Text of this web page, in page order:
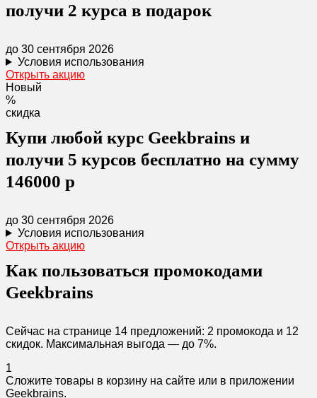
получи 2 курса в подарок
до 30 сентября 2026
Условия использования
Открыть акцию
Новый
%
скидка
Купи любой курс Geekbrains и
получи 5 курсов бесплатно на сумму
146000 р
до 30 сентября 2026
Условия использования
Открыть акцию
Как пользоваться промокодами
Geekbrains
Сейчас на странице 14 предложений: 2 промокода и 12
скидок. Максимальная выгода — до 7%.
1
Сложите товары в корзину на сайте или в приложении
Geekbrains.